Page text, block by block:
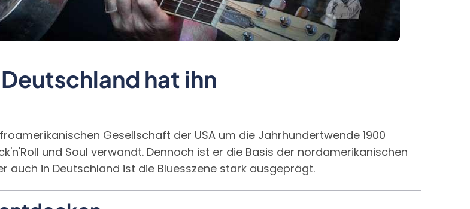
hat ihn
Gesellschaft der USA um die Jahrhundertwende 1900
und Soul verwandt. Dennoch ist er die Basis der nordamerikanischen
auch in Deutschland ist die Bluesszene stark ausgeprägt.